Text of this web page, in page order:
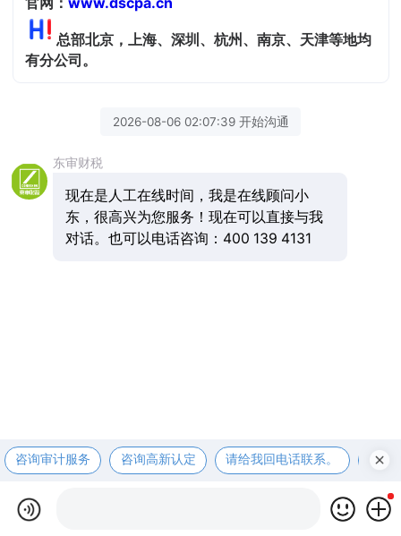
总部北京，上海、深圳、杭州、南京、天津等地均
有分公司。
2026-08-06 02:07:39 开始沟通
东审财税
现在是人工在线时间，我是在线顾问小
东，很高兴为您服务！现在可以直接与我
对话。也可以电话咨询：400 139 4131
咨询审计服务 咨询高新认定 请给我回电话联系。 咨